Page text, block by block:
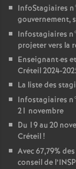
InfoStagiaires
gouvernement,
Infostagiaires
projeter vers la
Enseignant·es et
Créteil 2024-
La liste des
Infostagiaires
21 novembre
Du 19 au 20
Créteil!
Avec 67,79%
conseil de l’